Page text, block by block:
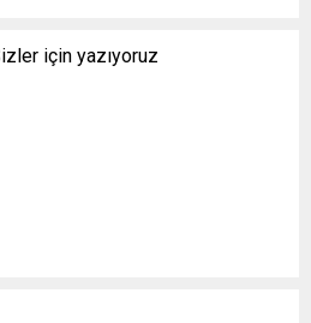
için yazıyoruz